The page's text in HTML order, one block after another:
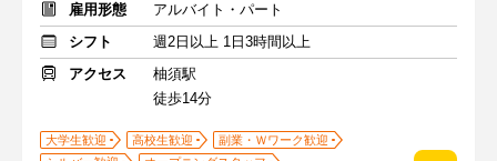
雇用形態
アルバイト・パート
シフト
週2日以上 1日3時間以上
アクセス
柚須駅
徒歩14分
大学生歓迎 高校生歓迎
副業・Ｗワーク歓迎